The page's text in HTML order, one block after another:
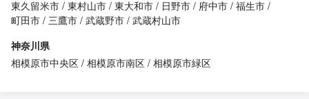
東久留米市 東村山市 東大和市 日野市 府中市 福生市
町田市 三鷹市 武蔵野市 武蔵村山市
神奈川県
相模原市中央区 相模原市南区 相模原市緑区